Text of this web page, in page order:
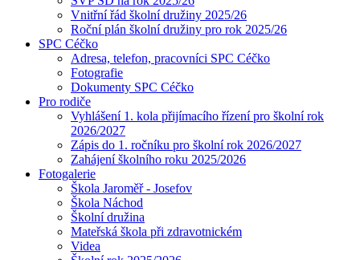
Vnitřní řád školní družiny 2025/26
Roční plán školní družiny pro rok 2025/26
SPC Céčko
Adresa, telefon, pracovníci SPC Céčko
Fotografie
Dokumenty SPC Céčko
Pro rodiče
Vyhlášení 1. kola přijímacího řízení pro školní rok
2026/2027
Zápis do 1. ročníku pro školní rok 2026/2027
Zahájení školního roku 2025/2026
Fotogalerie
Škola Jaroměř - Josefov
Škola Náchod
Školní družina
Mateřská škola při zdravotnickém
Videa